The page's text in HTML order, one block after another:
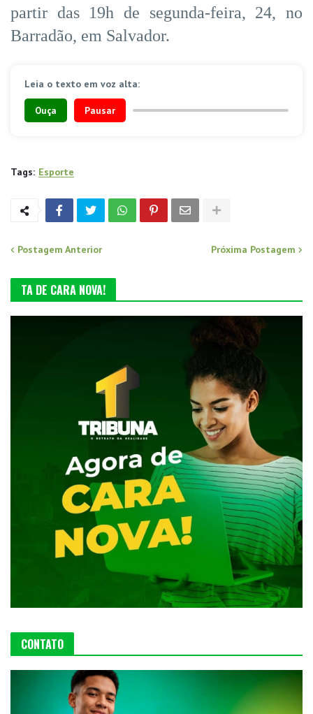
partir das 19h de segunda-feira, 24, no
Barradão, em Salvador.
Leia o texto em voz alta:
Ouça Pausar
Tags: Esporte
Postagem Anterior Próxima Postagem
TA DE CARA NOVA!
CONTATO